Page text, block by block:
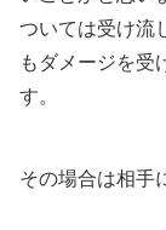
ついては受け流
もダメージを受
す。
その場合は相手